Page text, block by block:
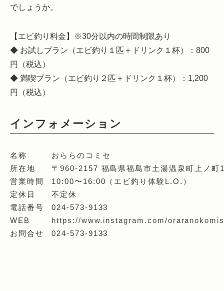
でしょうか。
【エビ釣り料金】※30分以内の時間制限あり
◆ お試しプラン（エビ釣り１匹＋ドリンク１杯）：800
円（税込）
◆ 満喫プラン（エビ釣り２匹＋ドリンク１杯）：1,200
円（税込）
インフォメーション
名称
おららのコミセ
所在地
〒960-2157 福島県福島市土湯温泉町上ノ町
営業時間
10:00〜16:00（エビ釣り体験L.O.）
定休日
不定休
電話番号
024-573-9133
WEB
https://www.instagram.com/
お問合せ
024-573-9133